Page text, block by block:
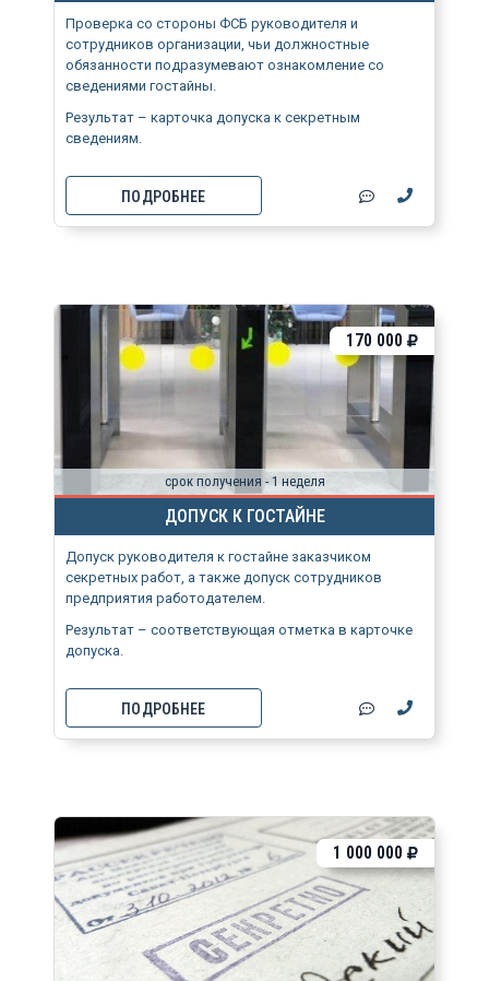
Проверка со стороны ФСБ руководителя и
сотрудников организации, чьи должностные
обязанности подразумевают ознакомление со
сведениями гостайны.
Результат – карточка допуска к секретным
сведениям.
ПОДРОБНЕЕ
срок получения - 1 неделя
ДОПУСК К ГОСТАЙНЕ
170 000
Допуск руководителя к гостайне заказчиком
секретных работ, а также допуск сотрудников
предприятия работодателем.
Результат – соответствующая отметка в карточке
допуска.
ПОДРОБНЕЕ
1 000 000